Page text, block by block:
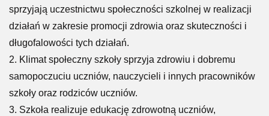
sprzyjają uczestnictwu społeczności szkolnej w realizacji
działań w zakresie promocji zdrowia oraz skuteczności i
długofalowości tych działań.
2. Klimat społeczny szkoły sprzyja zdrowiu i dobremu
samopoczuciu uczniów, nauczycieli i innych pracowników
szkoły oraz rodziców uczniów.
3. Szkoła realizuje edukację zdrowotną uczniów,